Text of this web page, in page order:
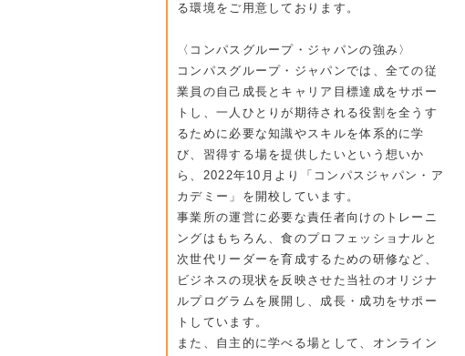
る環境をご用意しております。
〈コンパスグループ・ジャパンの強み〉
コンパスグループ・ジャパンでは、全ての従
業員の自己成長とキャリア目標達成をサポー
トし、一人ひとりが期待される役割を全うす
るために必要な知識やスキルを体系的に学
び、習得する場を提供したいという想いか
ら、2022年10月より「コンパスジャパン・ア
カデミー」を開校しています。
事業所の運営に必要な責任者向けのトレーニ
ングはもちろん、食のプロフェッショナルと
次世代リーダーを育成するための研修など、
ビジネスの現状を反映させた当社のオリジナ
ルプログラムを展開し、成長・成功をサポー
トしています。
また、自主的に学べる場として、オンライン